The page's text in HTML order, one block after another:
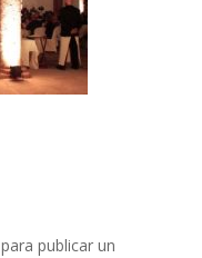
para publicar un